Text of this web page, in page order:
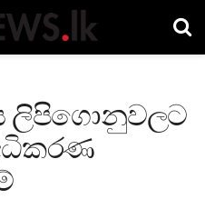
ලිපිගොනුවලට